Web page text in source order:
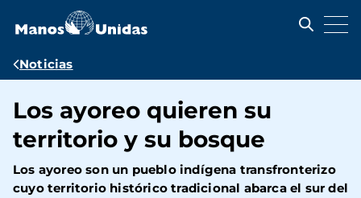
contenido
Ruta
navegación
Noticias
Los ayoreo quieren su
territorio y su bosque
Los ayoreo son un pueblo indígena transfronterizo
cuyo territorio histórico tradicional abarca el sur del